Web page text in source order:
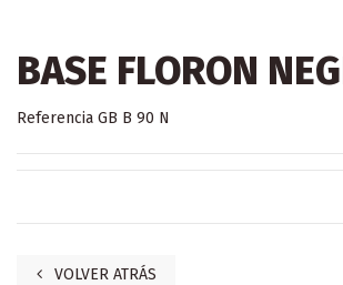
BASE FLORON
Referencia GB B 90 N
VOLVER ATRÁS